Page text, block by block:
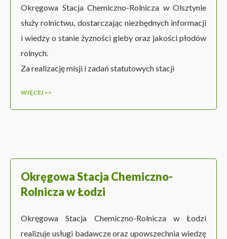
Okręgowa Stacja Chemiczno-Rolnicza w Olsztynie
służy rolnictwu, dostarczając niezbędnych informacji
i wiedzy o stanie żyzności gleby oraz jakości płodów
rolnych.
Za realizację misji i zadań statutowych stacji
WIĘCEJ >>
Okręgowa Stacja Chemiczno-
Rolnicza w Łodzi
Okręgowa Stacja Chemiczno-Rolnicza w Łodzi
realizuje usługi badawcze oraz upowszechnia wiedzę